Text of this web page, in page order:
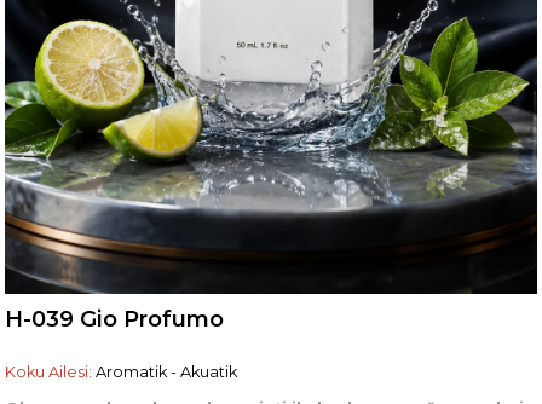
H-039 Gio Profumo
Koku Ailesi: Aromatik - Akuatik